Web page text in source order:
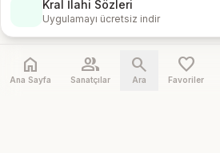
Kral İlahi Sözleri
Uygulamayı ücretsiz indir
home
Ana Sayfa
people
Sanatçılar
search
Ara
favorite
Favoriler